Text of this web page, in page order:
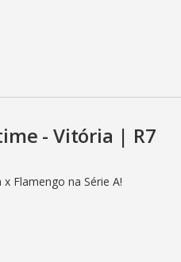
- Vitória | R7
Flamengo na Série A!